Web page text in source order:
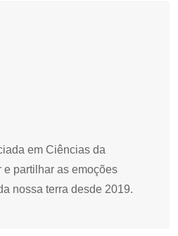
em Ciências da
e partilhar as emoções
nossa terra desde 2019.